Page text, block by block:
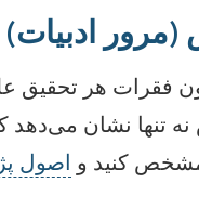
ادبیات)
فقرات هر تحقیق
تنها نشان
کنید و اصول